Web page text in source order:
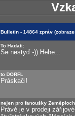
Bulletin - 14864 zpráv
To Hadati:
Se nestyď:-)) Hehe...
to DORFL
Práskači!
nejen pro fanoušky
Právě je v prodeji